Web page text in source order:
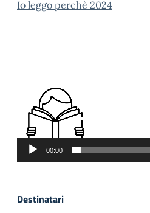
Io leggo perchè 2024
00:00
Destinatari